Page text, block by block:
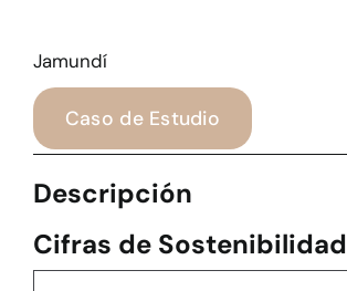
Jamundí
Caso de Estudio
Descripción
Cifras de Sostenibilidad